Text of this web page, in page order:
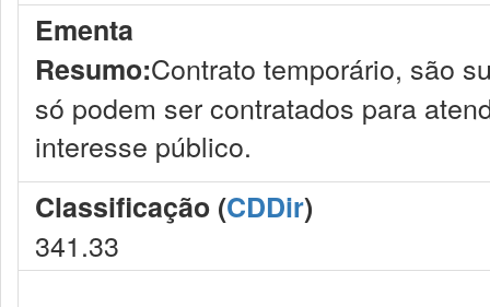
Ementa
Resumo:Contrato temporário, são
só podem ser contratados para
interesse público.
Classificação (CDDir)
341.33